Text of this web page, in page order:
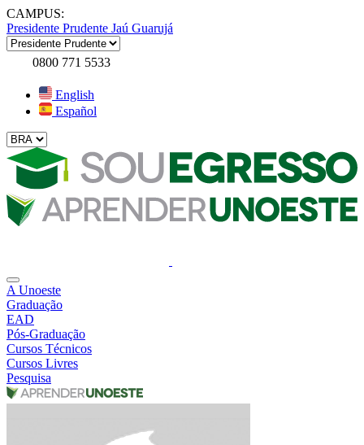
CAMPUS:
Presidente Prudente Jaú Guarujá
0800 771 5533
English
Español
A Unoeste
Graduação
EAD
Pós-Graduação
Cursos Técnicos
Cursos Livres
Pesquisa